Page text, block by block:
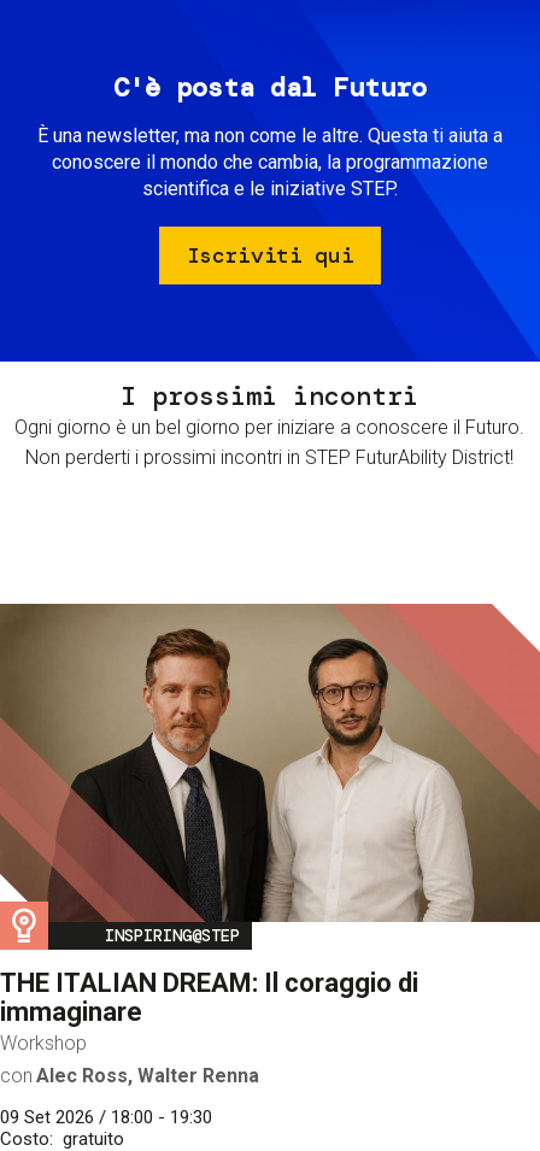
C'è posta dal Futuro
È una newsletter, ma non come le altre. Questa ti aiuta a
conoscere il mondo che cambia, la programmazione
scientifica e le iniziative STEP.
Iscriviti qui
I prossimi incontri
Ogni giorno è un bel giorno per iniziare a conoscere il Futuro.
Non perderti i prossimi incontri in STEP FuturAbility District!
Image
INSPIRING@STEP
THE ITALIAN DREAM: Il coraggio di
immaginare
Workshop
con Alec Ross, Walter Renna
09 Set 2026 / 18:00 - 19:30
Costo
gratuito